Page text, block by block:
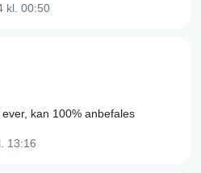
kl. 00:50
kan 100% anbefales
13:16